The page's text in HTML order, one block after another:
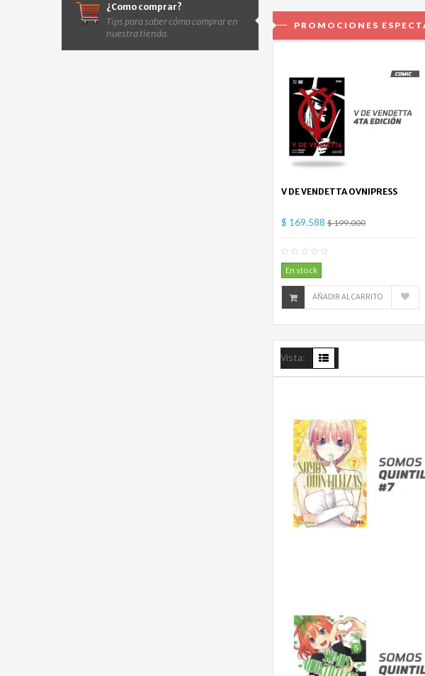
¿Como comprar?
Tips para saber cómo comprar en
nuestra tienda.
PROMOCIONES
V DE VENDETTA OVNIPRESS
$ 169.588$ 199.000
En stock
AÑADIR AL CARRITO
Vista: